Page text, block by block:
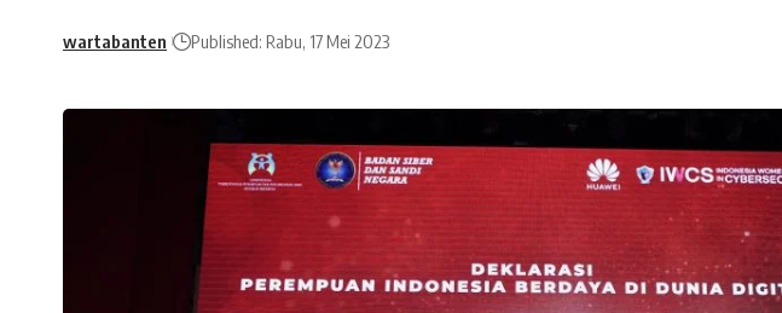
wartabanten Published: Rabu, 17 Mei 2023